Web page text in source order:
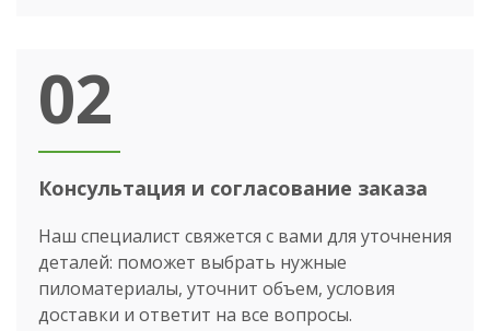
02
Консультация и согласование заказа
Наш специалист свяжется с вами для уточнения
деталей: поможет выбрать нужные
пиломатериалы, уточнит объем, условия
доставки и ответит на все вопросы.